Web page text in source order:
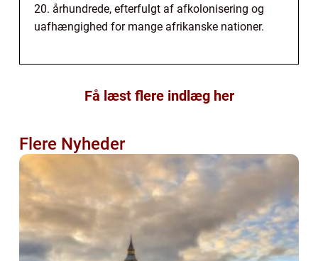
20. århundrede, efterfulgt af afkolonisering og
uafhængighed for mange afrikanske nationer.
Få læst flere indlæg her
Flere Nyheder